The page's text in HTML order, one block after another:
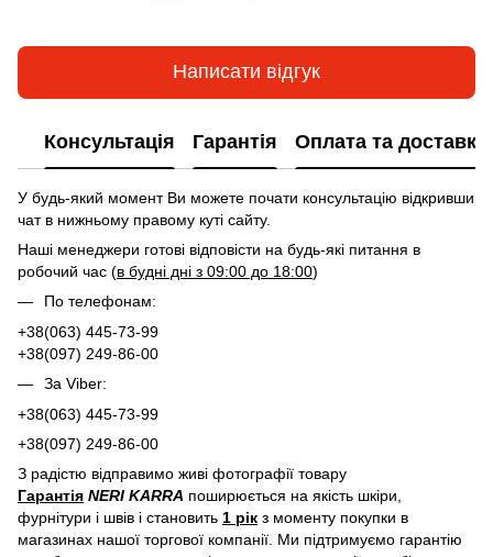
Написати відгук
Консультація Гарантія Оплата та доставка
У будь-який момент Ви можете почати консультацію відкривши
чат в нижньому правому куті сайту.
Наші менеджери готові відповісти на будь-які питання в
робочий час (в будні дні з 09:00 до 18:00)
По телефонам:
+38(063) 445-73-99
+38(097) 249-86-00
За Viber:
+38(063) 445-73-99
+38(097) 249-86-00
З радістю відправимо живі фотографії товару
Гарантія NERI KARRA поширюється на якість шкіри,
фурнітури і швів і становить 1 рік з моменту покупки в
магазинах нашої торгової компанії. Ми підтримуємо гарантію